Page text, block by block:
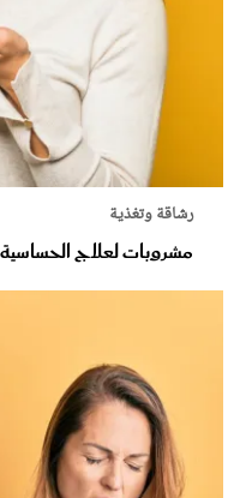
رشاقة وتغذية
مشروبات لعلاج